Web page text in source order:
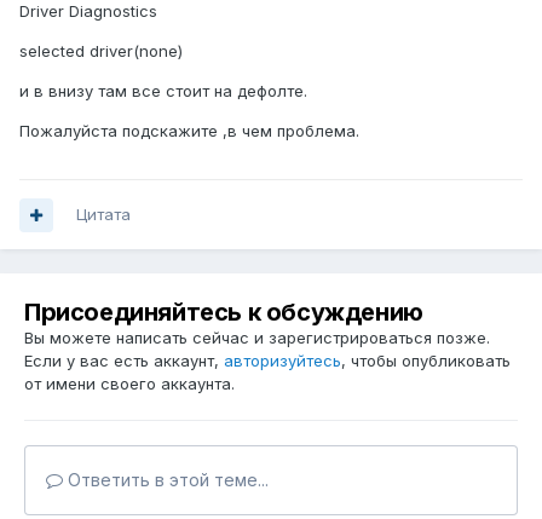
Driver Diagnostics
selected driver(none)
и в внизу там все стоит на дефолте.
Пожалуйста подскажите ,в чем проблема.
Цитата
Присоединяйтесь к обсуждению
Вы можете написать сейчас и зарегистрироваться позже.
Если у вас есть аккаунт, авторизуйтесь, чтобы опубликовать
от имени своего аккаунта.
Ответить в этой теме...